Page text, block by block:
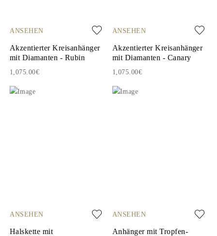
ANSEHEN
Akzentierter Kreisanhänger
mit Diamanten - Rubin
1,075.00€
ANSEHEN
Akzentierter Kreisanhänger
mit Diamanten - Canary
1,075.00€
ANSEHEN
Halskette mit
ANSEHEN
Anhänger mit Tropfen-